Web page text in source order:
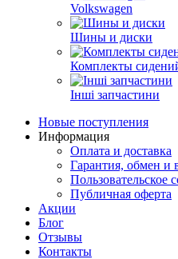
Volkswagen
Шины и диски
Комплекты
Інші запчастини
Новые поступления
Информация
Оплата и доставка
Гарантия, обмен и
Пользовательское
Публичная оферта
Акции
Блог
Отзывы
Контакты